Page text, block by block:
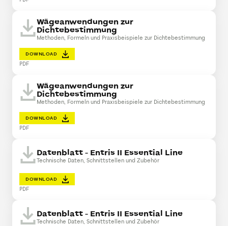
Wägeanwendungen zur
Dichtebestimmung
Methoden, Formeln und Praxisbeispiele zur Dichtebestimmung
DOWNLOAD
PDF
Wägeanwendungen zur
Dichtebestimmung
Methoden, Formeln und Praxisbeispiele zur Dichtebestimmung
DOWNLOAD
PDF
Datenblatt - Entris II Essential Line
Technische Daten, Schnittstellen und Zubehör
DOWNLOAD
PDF
Datenblatt - Entris II Essential Line
Technische Daten, Schnittstellen und Zubehör